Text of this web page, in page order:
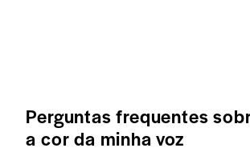
Perguntas frequentes
a cor da minha voz